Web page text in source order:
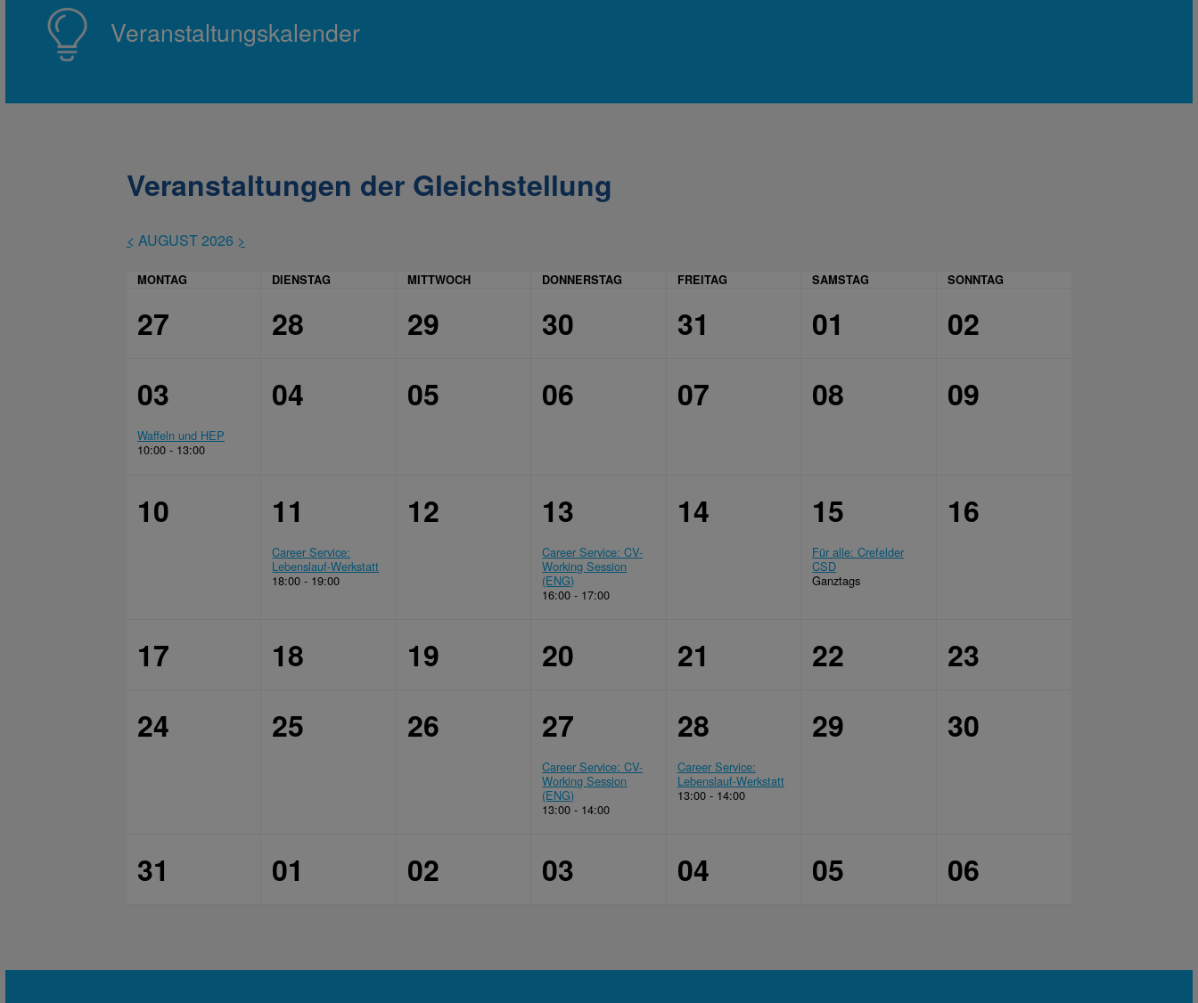
Veranstaltungskalender
Veranstaltungen der Gleichstellung
< AUGUST 2026 >
MONTAG DIENSTAG MITTWOCH DONNERSTAG FREITAG SAMSTAG SONNTAG
27 28 29 30 31 01
02
03
Waffeln und HEP
10:00 - 13:00
04 05 06 07 08 09
10 11
Career Service:
Lebenslauf-Werkstatt
18:00 - 19:00
12 13
Career Service: CV-
Working Session
(ENG)
16:00 - 17:00
14 15
Für alle: Crefelder
CSD
Ganztags
16
17 18 19 20 21 22
23
24
25 26 27
Career Service: CV-
Working Session
(ENG)
13:00 - 14:00
28
Career Service:
Lebenslauf-Werkstatt
13:00 - 14:00
29 30
31 01 02 03 04 05 06